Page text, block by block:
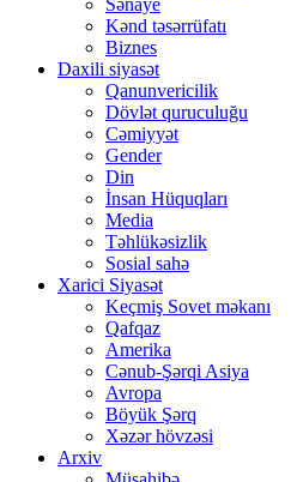
Sənaye
Kənd təsərrüfatı
Biznes
Daxili siyasət
Qanunvericilik
Dövlət quruculuğu
Cəmiyyət
Gender
Din
İnsan Hüquqları
Media
Təhlükəsizlik
Sosial sahə
Xarici Siyasət
Keçmiş Sovet məkanı
Qafqaz
Amerika
Cənub-Şərqi Asiya
Avropa
Böyük Şərq
Xəzər hövzəsi
Arxiv